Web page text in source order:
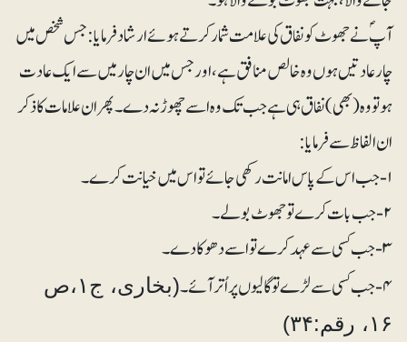
آپؐ نے جھوٹ کو نفاق کی علامت شمار کرتے ہوئے ارشاد فرمایا: جس شخص میں
چار عادتیں ہوں وہ خالص منافق ہے، اور جس میں ان چار میں سے ایک عادت
ہو تو وہ (بھی) نفاق ہی ہے جب تک وہ اسے چھوڑ نہ دے۔ پھر ان علامات کا ذکر
ان الفاظ سے فرمایا:
۱- جب اس کے پاس امانت رکھی جائے تو اس میں خیانت کرے۔
۲- جب بات کرے تو جھوٹ بولے۔
۳- جب کسی سے عہد کرے تو اسے دھوکا دے۔
۴- جب کسی سے لڑے تو گالیوں پر اُتر آئے۔
(بخاری، ج۱،ص
۱۶، رقم:۳۴)